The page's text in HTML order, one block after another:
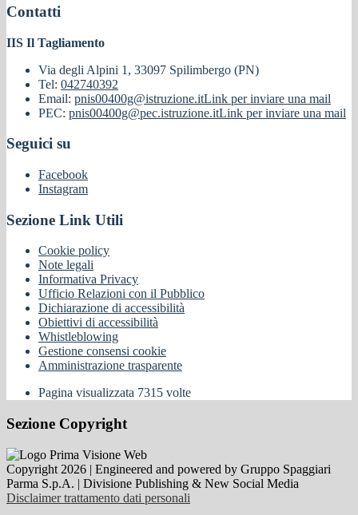
Contatti
IIS Il Tagliamento
Via degli Alpini 1, 33097 Spilimbergo (PN)
Tel: 042740392
Email: pnis00400g@istruzione.itLink per inviare una mail
PEC: pnis00400g@pec.istruzione.itLink per inviare una mail
Seguici su
Facebook
Instagram
Sezione Link Utili
Cookie policy
Note legali
Informativa Privacy
Ufficio Relazioni con il Pubblico
Dichiarazione di accessibilità
Obiettivi di accessibilità
Whistleblowing
Gestione consensi cookie
Amministrazione trasparente
Pagina visualizzata 7315 volte
Sezione Copyright
Copyright 2026 | Engineered and powered by Gruppo Spaggiari
Parma S.p.A. | Divisione Publishing & New Social Media
Disclaimer trattamento dati personali